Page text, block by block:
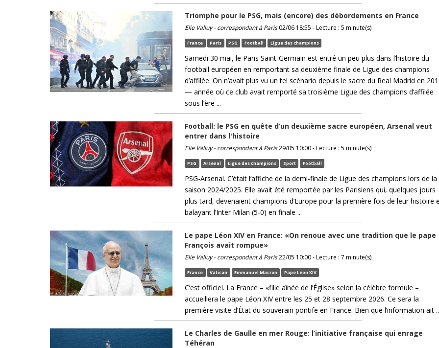
Triomphe pour le PSG, mais (encore) des débordements en France
Elie Valluy - correspondant à Paris02/06 18:55 - Lecture : 5 minute(s)
France Paris PSG Football Ligue des champions
Samedi 30 mai, le Paris Saint-Germain est entré un peu plus dans l’histoire du
football européen en remportant sa deuxième finale de Ligue des champions
d’affilée. On n’avait plus vu un tel scénario depuis le sacre du Real Madrid en
— année où ce club avait remporté sa troisième Ligue des champions d’affilée
sous l’ère ...
Football: le PSG en quête d’un deuxième sacre européen, Arsenal veut
entrer dans l'histoire
Elie Valluy - correspondant à Paris29/05 10:00 - Lecture : 5 minute(s)
PSG Arsenal Ligue des champions Sport Football
PSG-Arsenal. C’était l’affiche de la demi-finale de Ligue des champions lors de la
saison 2024/2025. Elle avait été remportée par les Parisiens qui, quelques jours
plus tard, devenaient champions d’Europe pour la première fois de leur histoire
balayant l’Inter Milan (5-0) en finale ...
Le pape Léon XIV en France: «On renoue avec une tradition que le pape
François avait rompue»
Elie Valluy - correspondant à Paris22/05 10:00 - Lecture : 7 minute(s)
France Vatican Emmanuel Macron Pape Léon XIV
C’est officiel. La France – «fille aînée de l’Église» selon la célèbre formule –
accueillera le pape Léon XIV entre les 25 et 28 septembre 2026. Ce sera la
première visite d’État du souverain pontife en France. Bien que l’information ait
Le Charles de Gaulle en mer Rouge: l’initiative française qui enrage
Téhéran